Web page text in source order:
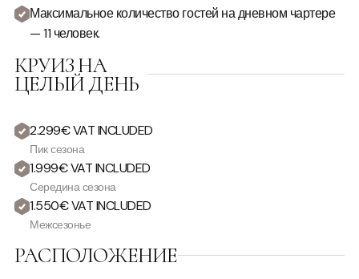
Максимальное количество гостей на дневном чартере
— 11 человек.
КРУИЗ НА
ЦЕЛЫЙ ДЕНЬ
2.299€ VAT INCLUDED
Пик сезона
1.999€ VAT INCLUDED
Середина сезона
1.550€ VAT INCLUDED
Межсезонье
РАСПОЛОЖЕНИЕ